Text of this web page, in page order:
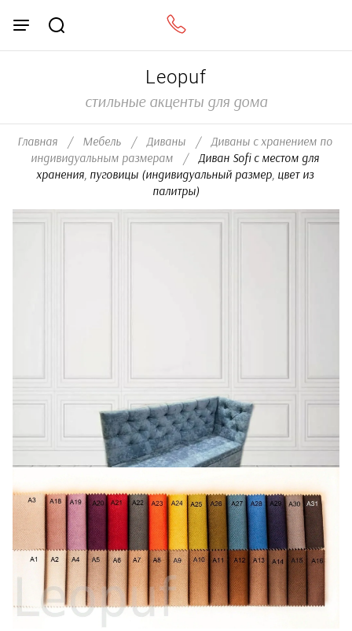
Leopuf
стильные акценты для дома
Главная / Мебель / Диваны /
Диваны с хранением по
индивидуальным размерам
/
  Диван Sofi с местом для
хранения, пуговицы (индивидуальный размер, цвет из
палитры)